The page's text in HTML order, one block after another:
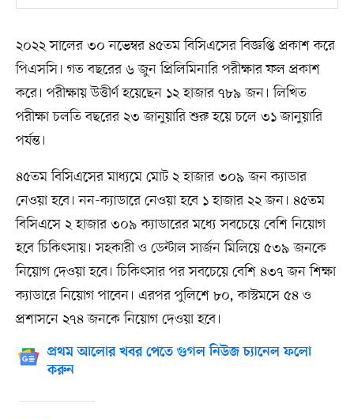
২০২২ সালের ৩০ নভেম্বর ৪৫তম বিসিএসের বিজ্ঞপ্তি প্রকাশ করে
পিএসসি। গত বছরের ৬ জুন প্রিলিমিনারি পরীক্ষার ফল প্রকাশ
করে। পরীক্ষায় উত্তীর্ণ হয়েছেন ১২ হাজার ৭৮৯ জন। লিখিত
পরীক্ষা চলতি বছরের ২৩ জানুয়ারি শুরু হয়ে চলে ৩১ জানুয়ারি
পর্যন্ত।
৪৫তম বিসিএসের মাধ্যমে মোট ২ হাজার ৩০৯ জন ক্যাডার
নেওয়া হবে। নন-ক্যাডারে নেওয়া হবে ১ হাজার ২২ জন। ৪৫তম
বিসিএসে ২ হাজার ৩০৯ ক্যাডারের মধ্যে সবচেয়ে বেশি নিয়োগ
হবে চিকিৎসায়। সহকারী ও ডেন্টাল সার্জন মিলিয়ে ৫৩৯ জনকে
নিয়োগ দেওয়া হবে। চিকিৎসার পর সবচেয়ে বেশি ৪৩৭ জন শিক্ষা
ক্যাডারে নিয়োগ পাবেন। এরপর পুলিশে ৮০, কাস্টমসে ৫৪ ও
প্রশাসনে ২৭৪ জনকে নিয়োগ দেওয়া হবে।
প্রথম আলোর খবর পেতে গুগল নিউজ চ্যানেল ফলো
করুন